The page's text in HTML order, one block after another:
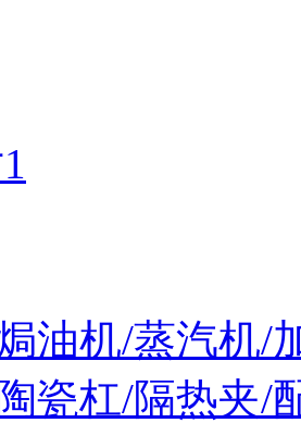
油机/蒸汽机/
瓷杠/隔热夹/